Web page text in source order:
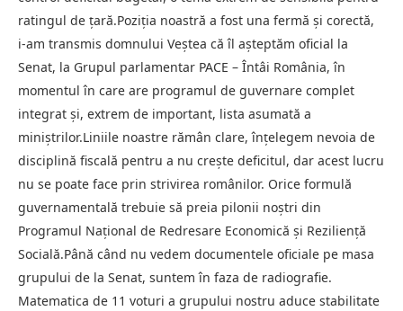
ratingul de țară.Poziția noastră a fost una fermă și corectă,
i-am transmis domnului Veștea că îl așteptăm oficial la
Senat, la Grupul parlamentar PACE – Întâi România, în
momentul în care are programul de guvernare complet
integrat și, extrem de important, lista asumată a
miniștrilor.Liniile noastre rămân clare, înțelegem nevoia de
disciplină fiscală pentru a nu crește deficitul, dar acest lucru
nu se poate face prin strivirea românilor. Orice formulă
guvernamentală trebuie să preia pilonii noștri din
Programul Național de Redresare Economică și Reziliență
Socială.Până când nu vedem documentele oficiale pe masa
grupului de la Senat, suntem în faza de radiografie.
Matematica de 11 voturi a grupului nostru aduce stabilitate